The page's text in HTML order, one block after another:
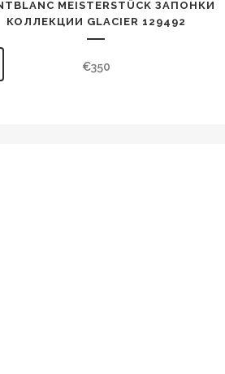
MEISTERSTÜCK ЗАПОНКИ
КОЛЛЕКЦИИ GLACIER 129492
€350